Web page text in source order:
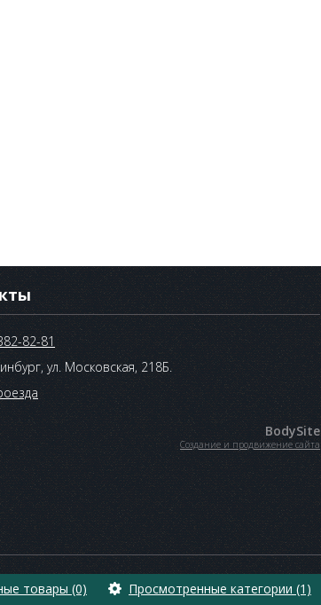
82-81
ул. Московская, 218Б.
BodySite
Создание и продвижение сайта
товары (0) Просмотренные категории (1)